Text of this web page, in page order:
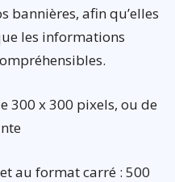
bannières, afin qu’elles
les informations
300 x 300 pixels, ou de
au format carré : 500